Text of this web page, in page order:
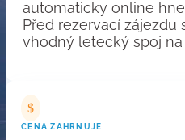
automaticky online
Před rezervací zájezdu
vhodný letecký spoj na
$
CENA ZAHRNUJE